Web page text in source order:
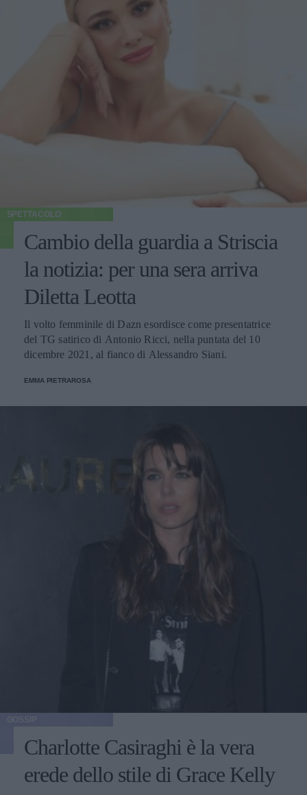
SPETTACOLO
Cambio della guardia a Striscia
la notizia: per una sera arriva
Diletta Leotta
Il volto femminile di Dazn esordisce come presentatrice
del TG satirico di Antonio Ricci, nella puntata del 10
dicembre 2021, al fianco di Alessandro Siani.
EMMA PIETRAROSA
Charlotte Casiraghi è la vera
erede dello stile di Grace Kelly